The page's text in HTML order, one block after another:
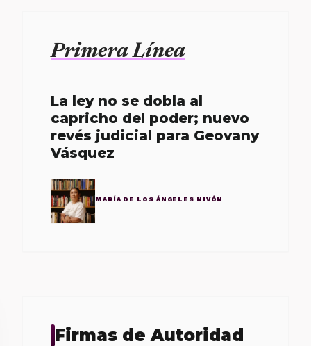
Primera Línea
La ley no se dobla al
capricho del poder; nuevo
revés judicial para Geovany
Vásquez
MARÍA DE LOS ÁNGELES NIVÓN
Firmas de Autoridad